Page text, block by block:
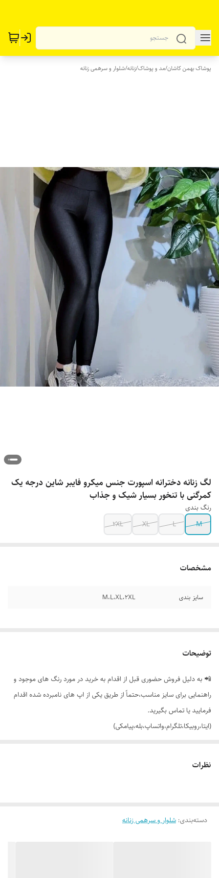
پوشاک بهمن کاشان/مد و پوشاک/زنانه/شلوار و سرهمی زنانه
لگ زنانه دخترانه اسپورت جنس میکرو فایبر شاین درجه یک
کمرگنی با تنخور بسیار شیک و جذاب
رنگ بندی
M
L
XL
2XL
مشخصات
سایز بندی M،L،XL،2XL
توضیحات
📲 به دلیل فروش حضوری قبل از اقدام به خرید در مورد رنگ های موجود و
راهنمایی برای سایز مناسب،حتماً از طریق یکی از اپ های نامبرده شده اقدام
فرمایید یا تماس بگیرید.
(ایتا،روبیکا،تلگرام،واتساپ،بله،پیامکی)
🎨 رنگ بندیش: تک رنگ مشکی طبق تصویر (در صورت درخواست عکس های
نظرات
دسته‌بندی: شلوار و سرهمی زنانه